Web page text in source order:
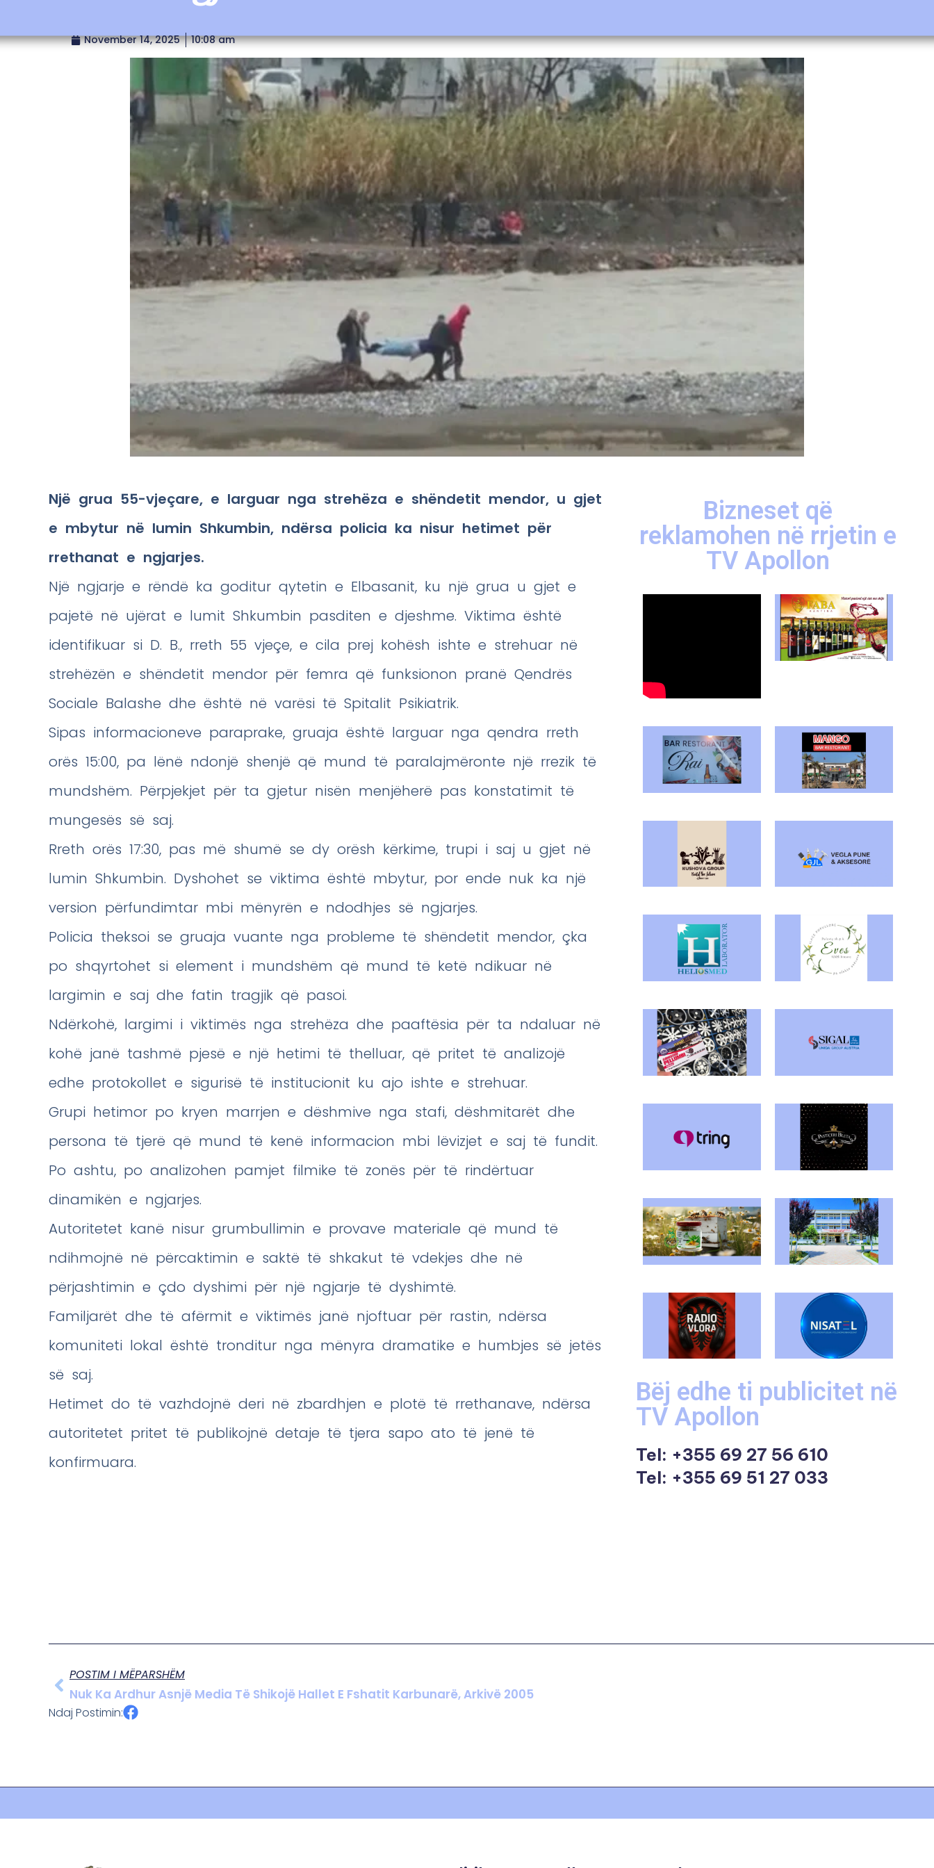
November 14, 2025 10:08 am
Një grua 55-vjeçare, e larguar nga strehëza e shëndetit mendor, u gjet
e mbytur në lumin Shkumbin, ndërsa policia ka nisur hetimet për
rrethanat e ngjarjes.
Një ngjarje e rëndë ka goditur qytetin e Elbasanit, ku një grua u gjet e
pajetë në ujërat e lumit Shkumbin pasditen e djeshme. Viktima është
identifikuar si D. B., rreth 55 vjeçe, e cila prej kohësh ishte e strehuar në
strehëzën e shëndetit mendor për femra që funksionon pranë Qendrës
Sociale Balashe dhe është në varësi të Spitalit Psikiatrik.
Sipas informacioneve paraprake, gruaja është larguar nga qendra rreth
orës 15:00, pa lënë ndonjë shenjë që mund të paralajmëronte një rrezik të
mundshëm. Përpjekjet për ta gjetur nisën menjëherë pas konstatimit të
mungesës së saj.
Rreth orës 17:30, pas më shumë se dy orësh kërkime, trupi i saj u gjet në
lumin Shkumbin. Dyshohet se viktima është mbytur, por ende nuk ka një
version përfundimtar mbi mënyrën e ndodhjes së ngjarjes.
Policia theksoi se gruaja vuante nga probleme të shëndetit mendor, çka
po shqyrtohet si element i mundshëm që mund të ketë ndikuar në
largimin e saj dhe fatin tragjik që pasoi.
Ndërkohë, largimi i viktimës nga strehëza dhe paaftësia për ta ndaluar në
kohë janë tashmë pjesë e një hetimi të thelluar, që pritet të analizojë
edhe protokollet e sigurisë të institucionit ku ajo ishte e strehuar.
Grupi hetimor po kryen marrjen e dëshmive nga stafi, dëshmitarët dhe
persona të tjerë që mund të kenë informacion mbi lëvizjet e saj të fundit.
Po ashtu, po analizohen pamjet filmike të zonës për të rindërtuar
dinamikën e ngjarjes.
Autoritetet kanë nisur grumbullimin e provave materiale që mund të
ndihmojnë në përcaktimin e saktë të shkakut të vdekjes dhe në
përjashtimin e çdo dyshimi për një ngjarje të dyshimtë.
Familjarët dhe të afërmit e viktimës janë njoftuar për rastin, ndërsa
komuniteti lokal është tronditur nga mënyra dramatike e humbjes së jetës
së saj.
Hetimet do të vazhdojnë deri në zbardhjen e plotë të rrethanave, ndërsa
autoritetet pritet të publikojnë detaje të tjera sapo ato të jenë të
konfirmuara.
Bizneset që
reklamohen në rrjetin e
TV Apollon
Bëj edhe ti publicitet në
TV Apollon
Tel: +355 69 27 56 610
Tel: +355 69 51 27 033
POSTIM I MËPARSHËM
Nuk Ka Ardhur Asnjë Media Të Shikojë Hallet E Fshatit Karbunarë, Arkivë 2005
Ndaj Postimin: